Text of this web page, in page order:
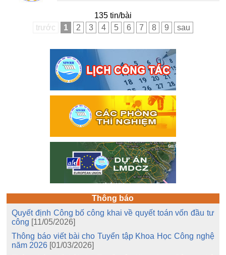
135 tin/bài
trước
1 2 3 4 5 6 7 8 9 sau
Thông báo
Quyết định Công bố công khai về quyết toán vốn đầu tư
công [11/05/2026]
Thông báo viết bài cho Tuyển tập Khoa Học Công nghệ
năm 2026 [01/03/2026]